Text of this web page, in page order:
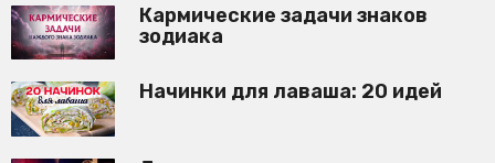
Кармические задачи знаков
зодиака
Начинки для лаваша: 20 идей